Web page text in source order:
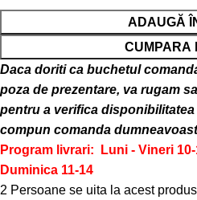
ADAUGĂ
CUMPARA
Daca doriti ca buchetul
poza de prezentare, va rugam
pentru a verifica
compun comanda
Program livrari: Luni - Vineri
Duminica 11-14
2 Persoane se uita la acest